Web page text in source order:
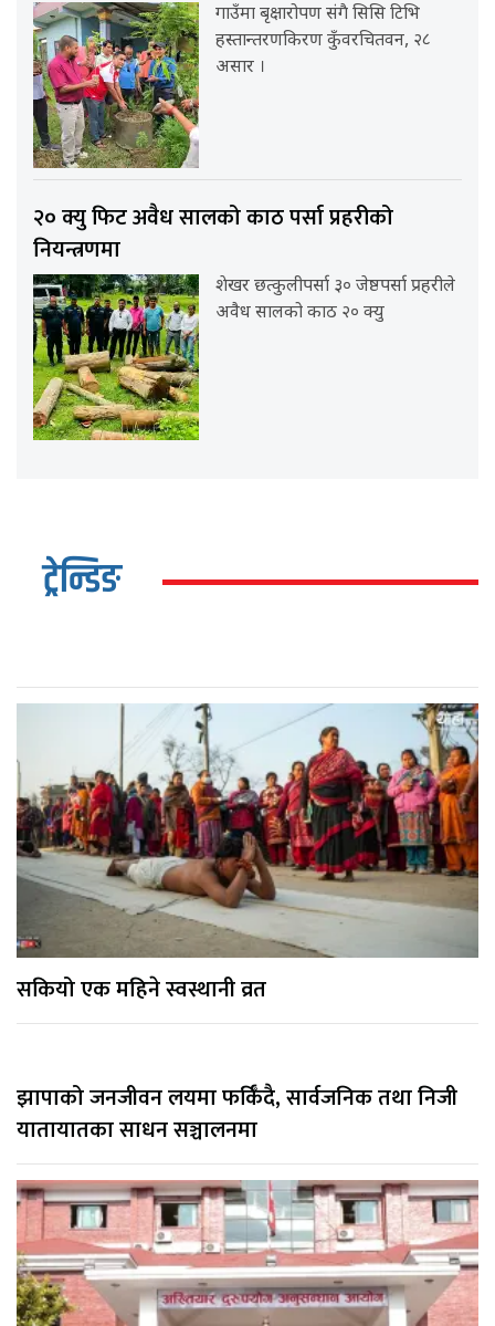
गाउँमा बृक्षारोपण संगै सिसि टिभि
हस्तान्तरणकिरण कुँवरचितवन, २८
असार ।
२० क्यु फिट अवैध सालको काठ पर्सा प्रहरीको
नियन्त्रणमा
शेखर छत्कुलीपर्सा ३० जेष्ठपर्सा प्रहरीले
अवैध सालको काठ २० क्यु
ट्रेन्डिङ
सकियो एक महिने स्वस्थानी व्रत
झापाको जनजीवन लयमा फर्किँदै, सार्वजनिक तथा निजी
यातायातका साधन सञ्चालनमा